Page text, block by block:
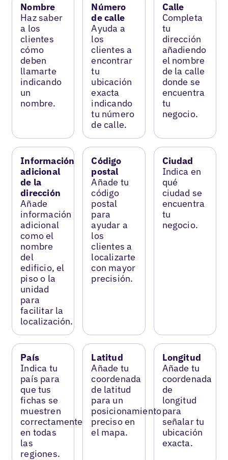
Nombre
Haz saber
a los
clientes
cómo
deben
llamarte
indicando
un
nombre.
Número
de calle
Ayuda a
los
clientes a
encontrar
tu
ubicación
exacta
indicando
tu número
de calle.
Calle
Completa
tu
dirección
añadiendo
el nombre
de la calle
donde se
encuentra
tu
negocio.
Información
adicional
de la
dirección
Añade
información
adicional
como el
nombre
del
edificio, el
piso o la
unidad
para
facilitar la
localización.
Código
postal
Añade tu
código
postal
para
ayudar a
los
clientes a
localizarte
con mayor
precisión.
Ciudad
Indica en
qué
ciudad se
encuentra
tu
negocio.
País
Indica tu
país para
que tus
fichas se
muestren
correctamente
en todas
las
regiones.
Latitud
Añade tu
coordenada
de latitud
para un
posicionamiento
preciso en
el mapa.
Longitud
Añade tu
coordenada
de
longitud
para
señalar tu
ubicación
exacta.